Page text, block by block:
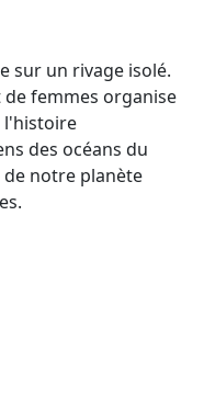
sur un rivage isolé.
femmes organise
l'histoire
des océans du
de notre planète